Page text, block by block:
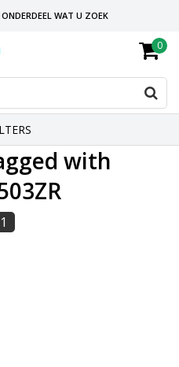
WAT U ZOEK
VERZONDEN
PEUGEOT
0
with
1